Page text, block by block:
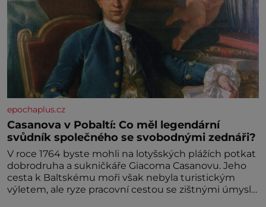
epochaplus.cz
Casanova v Pobaltí: Co měl legendární
svůdník společného se svobodnými zednáři?
V roce 1764 byste mohli na lotyšských plážích potkat
dobrodruha a sukničkáře Giacoma Casanovu. Jeho
cesta k Baltskému moři však nebyla turistickým
výletem, ale ryze pracovní cestou se zištnými úmysly.